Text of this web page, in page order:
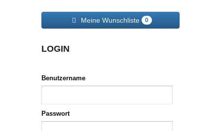
Meine Wunschliste 0
LOGIN
Benutzername
Passwort